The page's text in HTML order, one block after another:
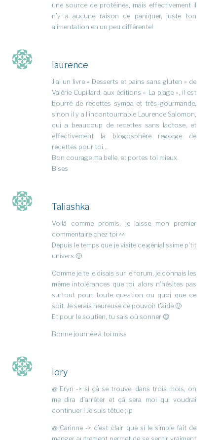
une source de protéines, mais effectivement il
n’y a aucune raison de paniquer, juste ton
alimentation en un peu différente!
laurence
J’ai un livre « Desserts et pains sans gluten » de
Valérie Cupillard, aux éditions « La plage », il est
bourré de recettes sympa et très gourmande,
sinon il y a l’incontournable Laurence Salomon,
qui a beaucoup de recettes sans lactose, et
effectivement la blogosphère regorge de
recettes pour toi…
Bon courage ma belle, et portes toi mieux.
Bises
Taliashka
Voilà comme promis, je laisse mon premier
commentaire chez toi ^^
Depuis le temps que je visite ce génialissime p’tit
univers 🙂
Comme je te le disais sur le forum, je connais les
même intolérances que toi, alors n’hésites pas
surtout pour toute question ou quoi que ce
soit. Je serais heureuse de pouvoir t’aide 🙂
Et pour le soutien, tu sais où sonner 😉
Bonne journée à toi miss
lory
@ Eryn -> si çà se trouve, dans trois mois, on
me dira d’arrêter et çà sera moi qui voudrai
continuer ! Je suis têtue ;-p
@ Carinne -> c’est clair que si le simple fait de